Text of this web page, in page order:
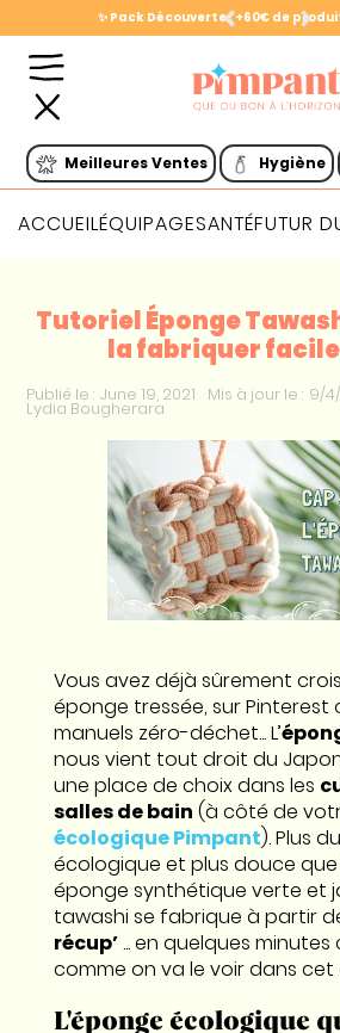
✨ Pack Découverte : +60€ de
Slide 2 of 2.
Meilleures Ventes Hygiène
ACCUEILÉQUIPAGESANTÉFUTUR
Tutoriel Éponge
la fabriquer
Publié le : June 19, 2021 Mis à jour le : 9/
Lydia Bougherara
Vous avez déjà sûrement
éponge tressée, sur Pinterest
manuels zéro-déchet... L’
nous vient tout droit du
une place de choix dans les
salles de bain (à côté de
écologique Pimpant). Plus
écologique et plus douce
éponge synthétique verte et
tawashi se fabrique à partir
récup’... en quelques minutes
comme on va le voir dans cet